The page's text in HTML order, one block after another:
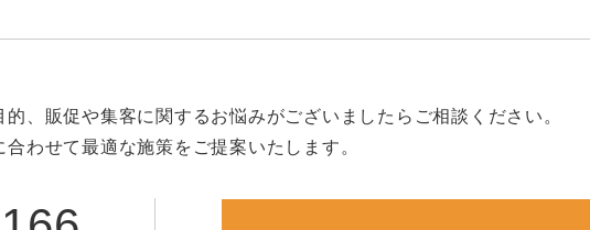
、販促や集客に関するお悩みがございましたらご相談ください。
合わせて最適な施策をご提案いたします。